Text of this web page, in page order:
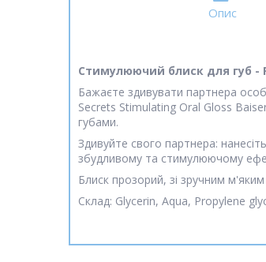
Опис
Стимулюючий блиск для губ -
Бажаєте здивувати партнера
Secrets Stimulating Oral Gloss
губами.
Здивуйте свого партнера:
збудливому та стимулюючому
Блиск прозорий, зі зручним
Склад: Glycerin, Aqua, Propylene